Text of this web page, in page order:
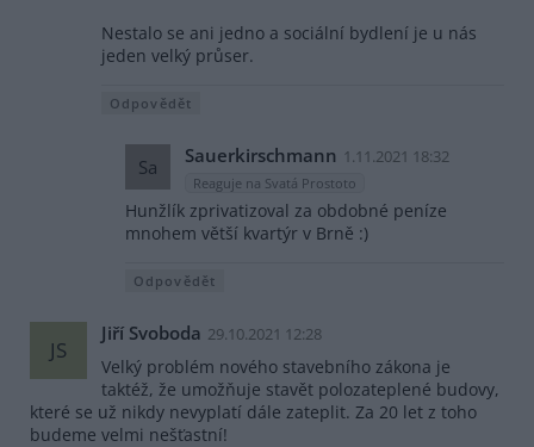
Nestalo se ani jedno a sociální bydlení je u nás
jeden velký průser.
Odpovědět
Sa Sauerkirschmann 1.11.2021 18:32
Reaguje na Svatá Prostoto
Hunžlík zprivatizoval za obdobné peníze
mnohem větší kvartýr v Brně :)
Odpovědět
JS
Jiří Svoboda 29.10.2021 12:28
Velký problém nového stavebního zákona je
taktéž, že umožňuje stavět polozateplené budovy,
které se už nikdy nevyplatí dále zateplit. Za 20 let z toho
budeme velmi nešťastní!